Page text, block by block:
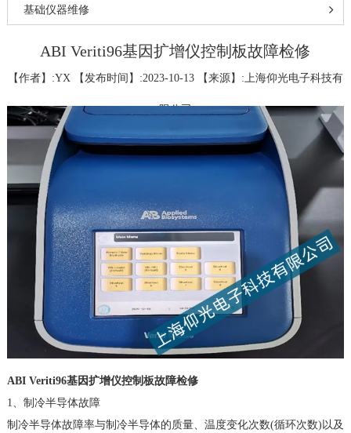
基础仪器维修
ABI Veriti96基因扩增仪控制板故障检修
【作者】:YX 【发布时间】:2023-10-13 【来源】:上海仰光电子科技有
限公司
ABI Veriti96基因扩增仪控制板故障检修
1、制冷半导体故障
制冷半导体故障率与制冷半导体的质量、温度变化次数(循环次数)以及